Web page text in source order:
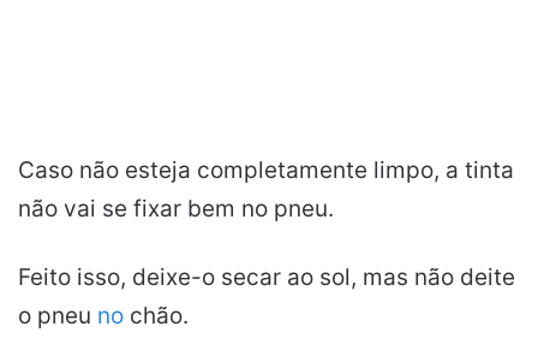
Caso não esteja completamente limpo, a tinta
não vai se fixar bem no pneu.
Feito isso, deixe-o secar ao sol, mas não deite
o pneu no chão.